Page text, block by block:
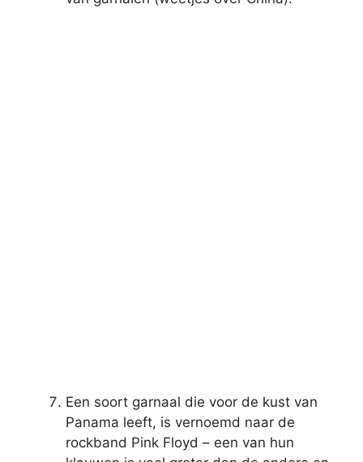
Een soort garnaal die voor de kust van
Panama leeft, is vernoemd naar de
rockband Pink Floyd – een van hun